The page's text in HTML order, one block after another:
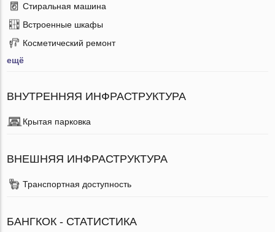
Стиральная машина
Встроенные шкафы
Косметический ремонт
ещё
ВНУТРЕННЯЯ ИНФРАСТРУКТУРА
Крытая парковка
ВНЕШНЯЯ ИНФРАСТРУКТУРА
Транспортная доступность
БАНГКОК - СТАТИСТИКА